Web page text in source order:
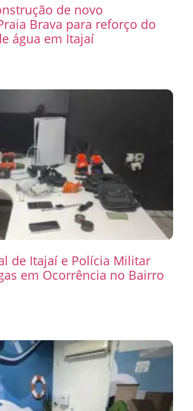
de novo
Brava para reforço do
água em Itajaí
de Itajaí e Polícia Militar
em Ocorrência no Bairro